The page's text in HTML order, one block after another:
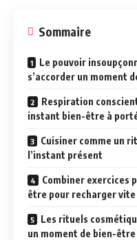
Sommaire
Le pouvoir
s’accorder un moment
Respiration
instant bien-être à
Cuisiner comme un
l’instant présent
Combiner exercices
être pour recharger
Les rituels
un moment de bien-